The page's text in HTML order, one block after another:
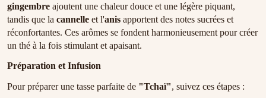
gingembre ajoutent une chaleur douce et une légère piquant,
tandis que la cannelle et l'anis apportent des notes sucrées et
réconfortantes. Ces arômes se fondent harmonieusement pour créer
un thé à la fois stimulant et apaisant.
Préparation et Infusion
Pour préparer une tasse parfaite de "Tchaï", suivez ces étapes :